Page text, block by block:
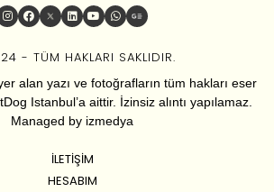
- TÜM HAKLARI SAKLIDIR.
alan yazı ve fotoğrafların tüm hakları eser
Istanbul’a aittir. İzinsiz alıntı yapılamaz.
Managed by izmedya
İLETIŞIM
HESABIM